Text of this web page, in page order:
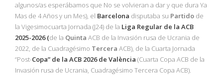
algunos/as esperábamos que No se volvieran a dar y que dura Ya
Mas de 4 Años y un Mes), el Barcelona disputaba su Partido de
la Vigesimocuarta Jornada (J24) de la Liga Regular de la ACB
2025-2026 (de la Quinta ACB de la Invasión rusa de Ucrania de
2022, de la Cuadragésimo Tercera ACB), de la Cuarta Jornada
“Post-Copa” de la ACB 2026 de València (Cuarta Copa ACB de la
Invasión rusa de Ucrania, Cuadragésimo Tercera Copa ACB).